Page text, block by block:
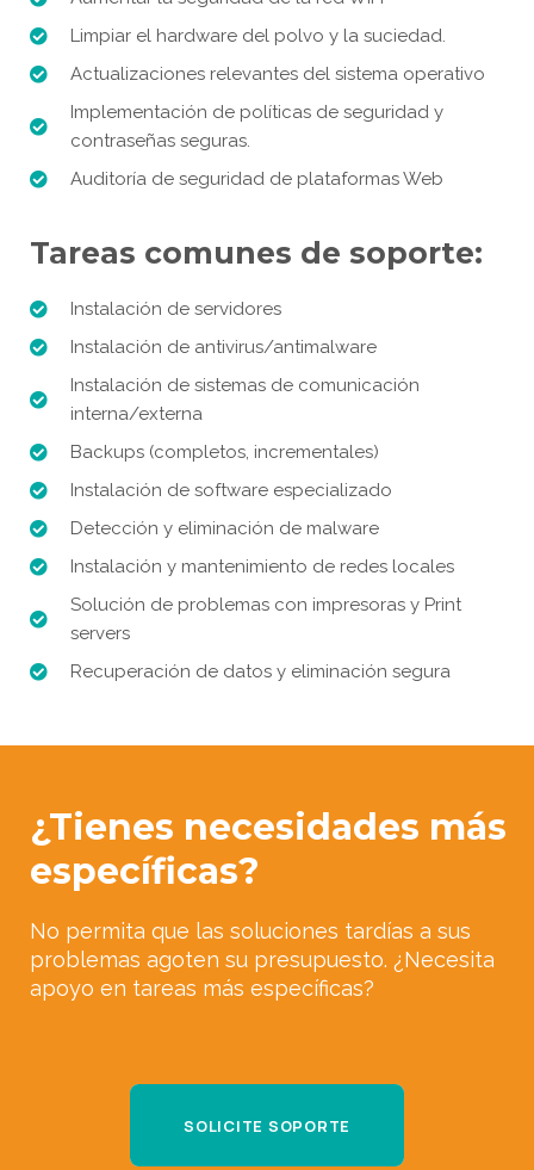
Limpiar el hardware del polvo y la suciedad.
Actualizaciones relevantes del sistema operativo
Implementación de políticas de seguridad y
contraseñas seguras.
Auditoría de seguridad de plataformas Web
Tareas comunes de soporte:
Instalación de servidores
Instalación de antivirus/antimalware
Instalación de sistemas de comunicación
interna/externa
Backups (completos, incrementales)
Instalación de software especializado
Detección y eliminación de malware
Instalación y mantenimiento de redes locales
Solución de problemas con impresoras y Print
servers
Recuperación de datos y eliminación segura
¿Tienes necesidades más
específicas?
No permita que las soluciones tardías a sus
problemas agoten su presupuesto. ¿Necesita
apoyo en tareas más específicas?
SOLICITE SOPORTE